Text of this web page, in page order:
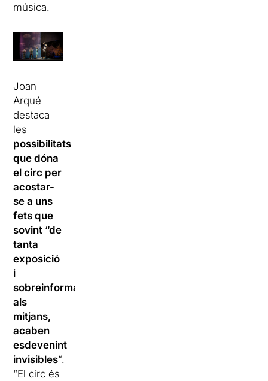
música.
Joan
Arqué
destaca
les
possibilitats
que dóna
el circ per
acostar-
se a uns
fets que
sovint “de
tanta
exposició
i
sobreinformació
als
mitjans,
acaben
esdevenint
invisibles“.
“El circ és